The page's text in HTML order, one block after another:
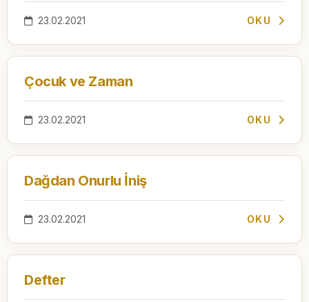
23.02.2021 OKU
Çocuk ve Zaman
23.02.2021 OKU
Dağdan Onurlu İniş
23.02.2021 OKU
Defter